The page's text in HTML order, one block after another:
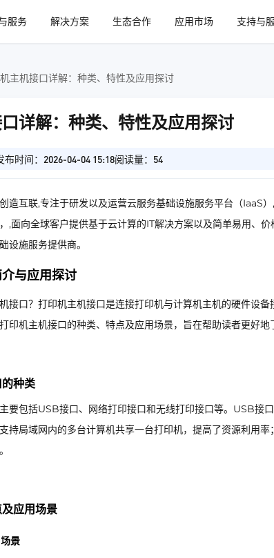
服务
解决方案 生态合作 应用市场 支持与
主机接口详解：种类、特性及应用探讨
详解：种类、特性及应用探讨
布时间：2026-04-04 15:18阅读量：54
造互联,专注于研发以及运营云服务基础设施服务平台（IaaS
,面向全球客户提供基于云计算的IT解决方案以及简单易用、价
设施服务提供商。
与应用探讨
接口？打印机主机接口是连接打印机与计算机主机的硬件设
印机主机接口的种类、特点及应用场景，旨在帮助读者更好地
种类
要包括USB接口、网络打印接口和无线打印接口等。USB接
持局域网内的多台计算机共享一台打印机，提高了资源利用
应用场景
景